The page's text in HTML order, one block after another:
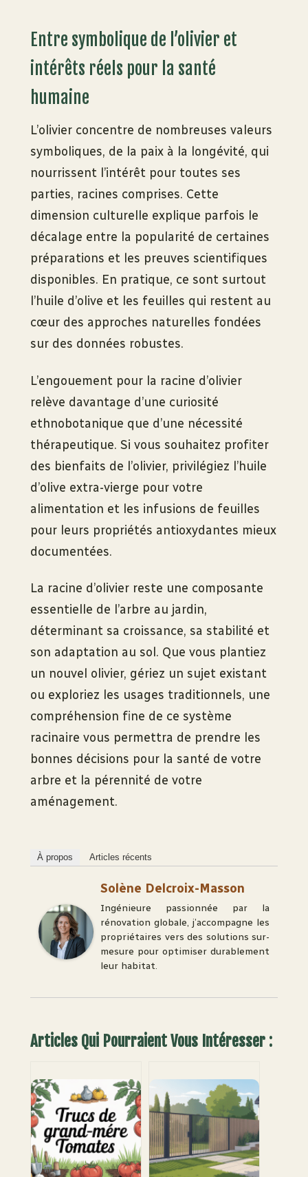
Entre symbolique de l’olivier et
intérêts réels pour la santé
humaine
L’olivier concentre de nombreuses valeurs
symboliques, de la paix à la longévité, qui
nourrissent l’intérêt pour toutes ses
parties, racines comprises. Cette
dimension culturelle explique parfois le
décalage entre la popularité de certaines
préparations et les preuves scientifiques
disponibles. En pratique, ce sont surtout
l’huile d’olive et les feuilles qui restent au
cœur des approches naturelles fondées
sur des données robustes.
L’engouement pour la racine d’olivier
relève davantage d’une curiosité
ethnobotanique que d’une nécessité
thérapeutique. Si vous souhaitez profiter
des bienfaits de l’olivier, privilégiez l’huile
d’olive extra-vierge pour votre
alimentation et les infusions de feuilles
pour leurs propriétés antioxydantes mieux
documentées.
La racine d’olivier reste une composante
essentielle de l’arbre au jardin,
déterminant sa croissance, sa stabilité et
son adaptation au sol. Que vous plantiez
un nouvel olivier, gériez un sujet existant
ou exploriez les usages traditionnels, une
compréhension fine de ce système
racinaire vous permettra de prendre les
bonnes décisions pour la santé de votre
arbre et la pérennité de votre
aménagement.
À propos Articles récents
Solène Delcroix-Masson
Ingénieure passionnée par la
rénovation globale, j’accompagne les
propriétaires vers des solutions sur-
mesure pour optimiser durablement
leur habitat.
Articles Qui Pourraient Vous Intéresser :